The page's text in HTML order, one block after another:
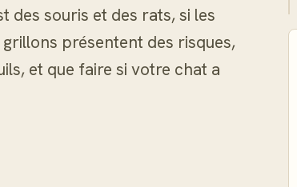
des souris et des rats, si les
présentent des risques,
et que faire si votre chat a